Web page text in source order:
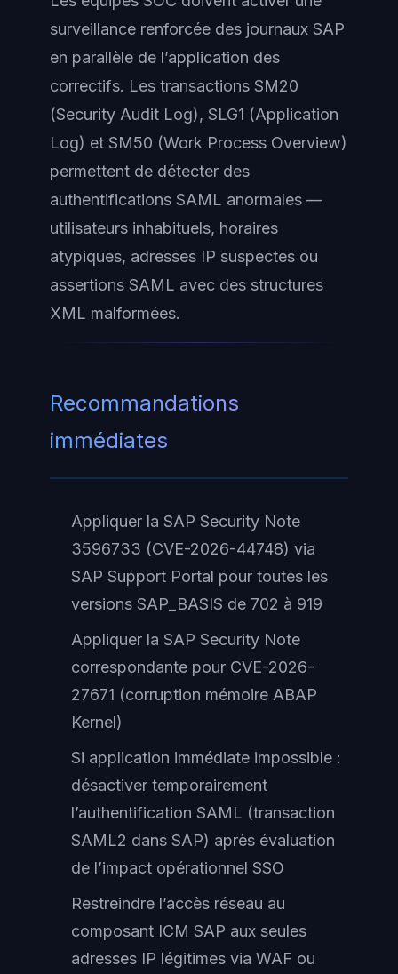
surveillance renforcée des journaux SAP
en parallèle de l’application des
correctifs. Les transactions SM20
(Security Audit Log), SLG1 (Application
Log) et SM50 (Work Process Overview)
permettent de détecter des
authentifications SAML anormales —
utilisateurs inhabituels, horaires
atypiques, adresses IP suspectes ou
assertions SAML avec des structures
XML malformées.
Recommandations
immédiates
Appliquer la SAP Security Note
3596733 (CVE-2026-44748) via
SAP Support Portal pour toutes les
versions SAP_BASIS de 702 à 919
Appliquer la SAP Security Note
correspondante pour CVE-2026-
27671 (corruption mémoire ABAP
Kernel)
Si application immédiate impossible :
désactiver temporairement
l’authentification SAML (transaction
SAML2 dans SAP) après évaluation
de l’impact opérationnel SSO
Restreindre l’accès réseau au
composant ICM SAP aux seules
adresses IP légitimes via WAF ou